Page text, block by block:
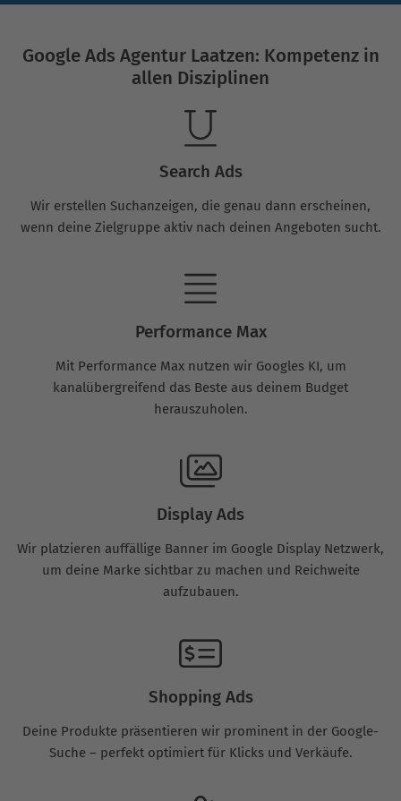
Google Ads Agentur Laatzen: Kompetenz in
allen Disziplinen
Search Ads
Wir erstellen Suchanzeigen, die genau dann erscheinen,
wenn deine Zielgruppe aktiv nach deinen Angeboten sucht.
Performance Max
Mit Performance Max nutzen wir Googles KI, um
kanalübergreifend das Beste aus deinem Budget
herauszuholen.
Display Ads
Wir platzieren auffällige Banner im Google Display Netzwerk,
um deine Marke sichtbar zu machen und Reichweite
aufzubauen.
Shopping Ads
Deine Produkte präsentieren wir prominent in der Google-
Suche – perfekt optimiert für Klicks und Verkäufe.